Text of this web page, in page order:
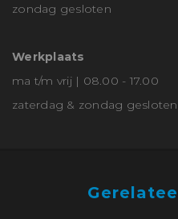
zondag gesloten
Werkplaats
ma t/m vrij | 08.00 - 17.00
zaterdag & zondag gesloten